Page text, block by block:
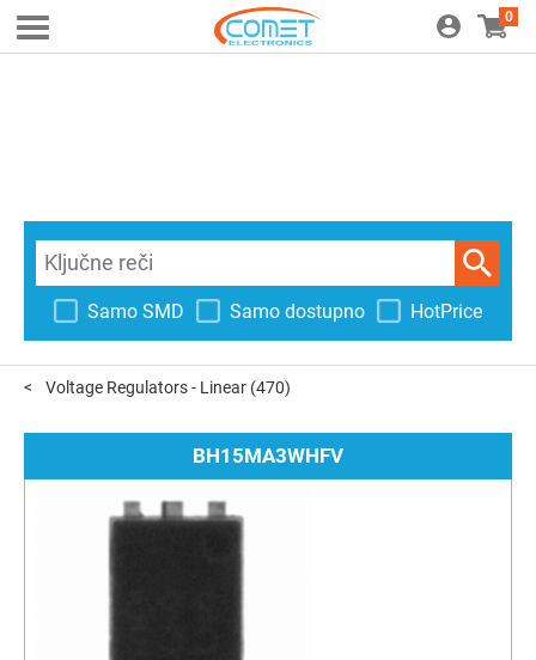
0
Samo SMD Samo dostupno HotPrice
Voltage Regulators - Linear (470)
BH15MA3WHFV